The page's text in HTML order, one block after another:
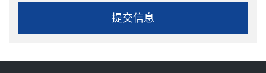
提交信息